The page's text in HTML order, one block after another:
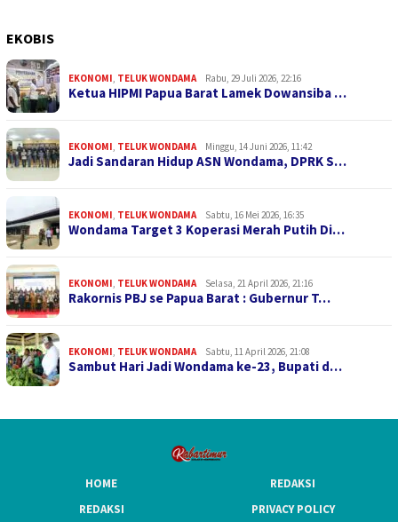
EKOBIS
EKONOMI, TELUK WONDAMA Rabu, 29 Juli 2026, 22:16
Ketua HIPMI Papua Barat Lamek Dowansiba …
EKONOMI, TELUK WONDAMA Minggu, 14 Juni 2026, 11:42
Jadi Sandaran Hidup ASN Wondama, DPRK S…
EKONOMI, TELUK WONDAMA Sabtu, 16 Mei 2026, 16:35
Wondama Target 3 Koperasi Merah Putih Di…
EKONOMI, TELUK WONDAMA Selasa, 21 April 2026, 21:16
Rakornis PBJ se Papua Barat : Gubernur T…
EKONOMI, TELUK WONDAMA Sabtu, 11 April 2026, 21:08
Sambut Hari Jadi Wondama ke-23, Bupati d…
HOME
REDAKSI
REDAKSI
PRIVACY POLICY